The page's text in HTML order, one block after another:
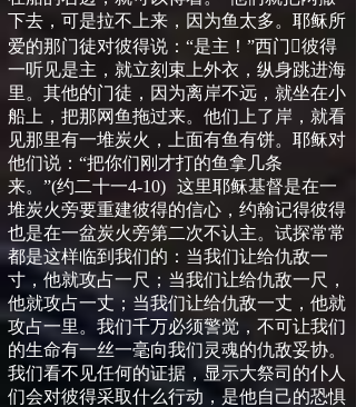
下去，可是拉不上来，因为鱼太多。耶稣所
爱的那门徒对彼得说： “是主！ ”西门 彼得
一听见是主，就立刻束上外衣，纵身跳进海
里。其他的门徒，因为离岸不远，就坐在小
船上，把那网鱼拖过来。他们上了岸，就看
见那里有一堆炭火，上面有鱼有饼。耶稣对
他们说： “把你们刚才打的鱼拿几条
来。 ”(约二十一4-10) 这里耶稣基督是在一
堆炭火旁要重建彼得的信心，约翰记得彼得
也是在一盆炭火旁第二次不认主。试探常常
都是这样临到我们的：当我们让给仇敌一
寸，他就攻占一尺；当我们让给仇敌一尺，
他就攻占一丈；当我们让给仇敌一丈，他就
攻占一里。我们千万必须警觉，不可让我们
的生命有一丝一毫向我们灵魂的仇敌妥协。
我们看不见任何的证据，显示大祭司的仆人
们会对彼得采取什么行动，是他自己的恐惧